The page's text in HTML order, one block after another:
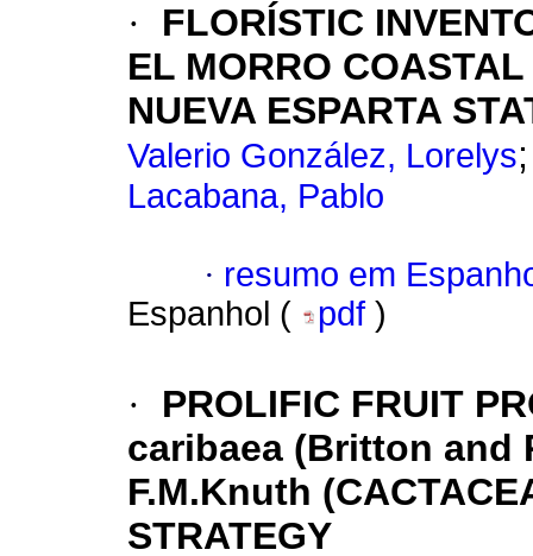
·
FLORÍSTIC
EL MORRO
NUEVA ESPARTA
Valerio González, Lorelys
Lacabana, Pablo
· resumo em
Espanhol (
pdf )
·
PROLIFIC FRUIT
caribaea (Britton and
F.M.Knuth
STRATEGY